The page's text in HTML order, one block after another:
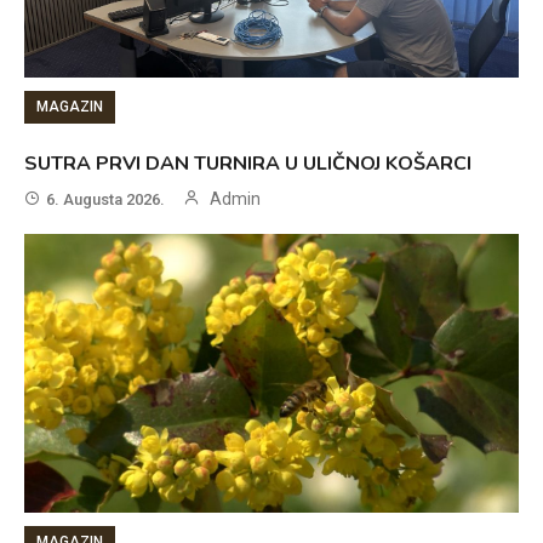
MAGAZIN
SUTRA PRVI DAN TURNIRA U ULIČNOJ KOŠARCI
6. Augusta 2026. Admin